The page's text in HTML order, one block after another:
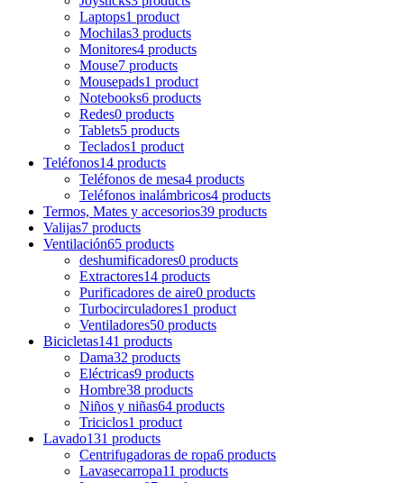
Laptops1 product
Mochilas3 products
Monitores4 products
Mouse7 products
Mousepads1 product
Notebooks6 products
Redes0 products
Tablets5 products
Teclados1 product
Teléfonos14 products
Teléfonos de mesa4 products
Teléfonos inalámbricos4 products
Termos, Mates y accesorios39 products
Valijas7 products
Ventilación65 products
deshumificadores0 products
Extractores14 products
Purificadores de aire0 products
Turbocirculadores1 product
Ventiladores50 products
Bicicletas141 products
Dama32 products
Eléctricas9 products
Hombre38 products
Niños y niñas64 products
Triciclos1 product
Lavado131 products
Centrifugadoras de ropa6 products
Lavasecarropa11 products